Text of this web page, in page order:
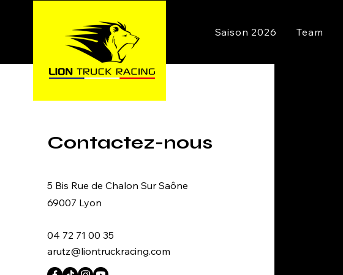
Saison 2026 Team
Contactez-nous
5 Bis Rue de Chalon Sur Saône
69007 Lyon
04 72 71 00 35
arutz@liontruckracing.com